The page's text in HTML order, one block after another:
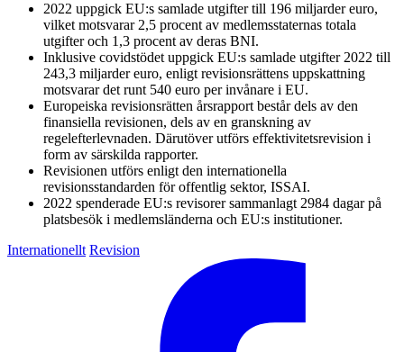
2022 uppgick EU:s samlade utgifter till 196 miljarder euro,
vilket motsvarar 2,5 procent av medlemsstaternas totala
utgifter och 1,3 procent av deras BNI.
Inklusive covidstödet uppgick EU:s samlade utgifter 2022 till
243,3 miljarder euro, enligt revisionsrättens uppskattning
motsvarar det runt 540 euro per invånare i EU.
Europeiska revisionsrätten årsrapport består dels av den
finansiella revisionen, dels av en granskning av
regelefterlevnaden. Därutöver utförs effektivitetsrevision i
form av särskilda rapporter.
Revisionen utförs enligt den internationella
revisionsstandarden för offentlig sektor, ISSAI.
2022 spenderade EU:s revisorer sammanlagt 2984 dagar på
platsbesök i medlemsländerna och EU:s institutioner.
Internationellt Revision